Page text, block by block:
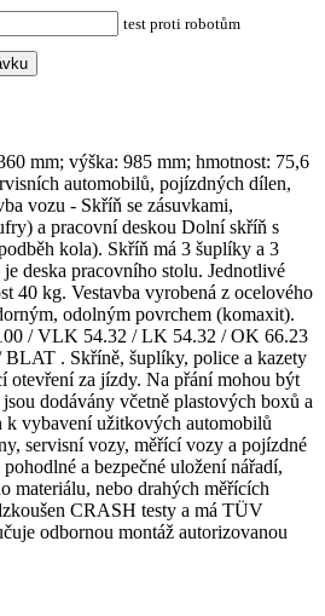
test proti robotům
mm; výška: 985 mm; hmotnost: 75,6
automobilů, pojízdných dílen,
vozu - Skříň se zásuvkami,
a pracovní deskou Dolní skříň s
kola). Skříň má 3 šuplíky a 3
deska pracovního stolu. Jednotlivé
40 kg. Vestavba vyrobená z ocelového
odolným povrchem (komaxit).
/ VLK 54.32 / LK 54.32 / OK 66.23
. Skříně, šuplíky, police a kazety
otevření za jízdy. Na přání mohou být
dodávány včetně plastových boxů a
k vybavení užitkových automobilů
servisní vozy, měřící vozy a pojízdné
a bezpečné uložení nářadí,
materiálu, nebo drahých měřících
CRASH testy a má TÜV
odbornou montáž autorizovanou